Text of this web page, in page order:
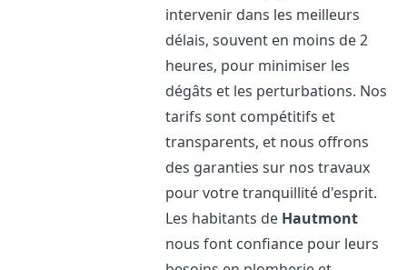
intervenir dans les meilleurs
délais, souvent en moins de 2
heures, pour minimiser les
dégâts et les perturbations. Nos
tarifs sont compétitifs et
transparents, et nous offrons
des garanties sur nos travaux
pour votre tranquillité d'esprit.
Les habitants de Hautmont
nous font confiance pour leurs